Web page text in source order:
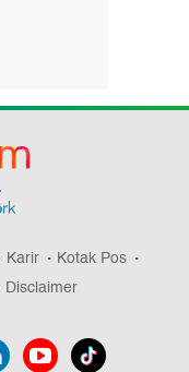
Karir
Kotak Pos
Disclaimer